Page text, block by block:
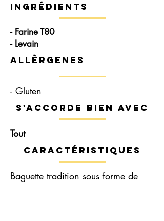
Ingrédients
- Farine T80
- Levain
Allèrgenes
- Gluten
s'accorde bien avec
Tout
Caractéristiques
Baguette tradition sous forme de